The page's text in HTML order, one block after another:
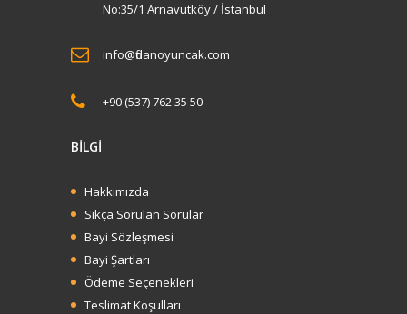
No:35/1 Arnavutköy / İstanbul
info@fidanoyuncak.com
+90 (537) 762 35 50
BİLGİ
Hakkımızda
Sıkça Sorulan Sorular
Bayi Sözleşmesi
Bayi Şartları
Ödeme Seçenekleri
Teslimat Koşulları